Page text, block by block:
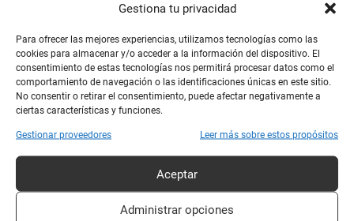
Gestiona tu privacidad
Para ofrecer las mejores experiencias, utilizamos tecnologías como las
cookies para almacenar y/o acceder a la información del dispositivo. El
consentimiento de estas tecnologías nos permitirá procesar datos como el
comportamiento de navegación o las identificaciones únicas en este sitio.
No consentir o retirar el consentimiento, puede afectar negativamente a
ciertas características y funciones.
Gestionar proveedores Leer más sobre estos propósitos
Aceptar
Administrar opciones
Oportunidades de Empleo
Con estas regulaciones,se espera un aumento
en la demanda de profesionales
especializados en la evaluación y el desarrollo
ético de tecnologías de IA, así como expertos
en cumplimiento normativo y derechos
humanos. Los empleadores estarán en la